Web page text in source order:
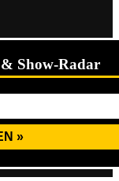
Show-Radar